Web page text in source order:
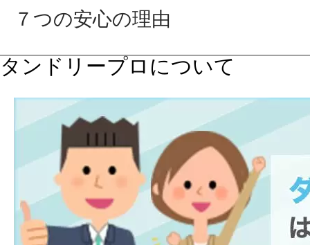
７つの安心の理由
タンドリープロについて